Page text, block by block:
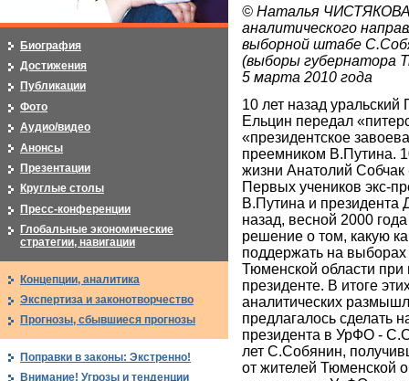
© Наталья ЧИСТЯКОВА
аналитического
выборной штабе
(выборы губернатора
5 марта 2010 года
10 лет назад
Ельцин передал
«президентское
преемником В.Путина.
жизни Анатолий
Первых учеников экс-
В.Путина и президента
назад, весной 2000
решение о том, какую
поддержать на выборах
Тюменской области
президенте. В итоге
аналитических
предлагалось сделать
президента в УрФО -
лет С.Собянин,
от жителей Тюменской
Биография
Достижения
Публикации
Фото
Аудио/видео
Анонсы
Презентации
Круглые столы
Пресс-конференции
Глобальные экономические
стратегии, навигации
Концепции, аналитика
Экспертиза и законотворчество
Прогнозы, сбывшиеся прогнозы
Поправки в законы: Экстренно!
Внимание! Угрозы и тенденции